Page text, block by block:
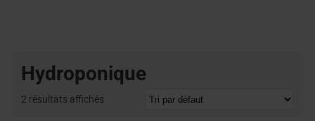
Hydroponique
2 résultats affichés